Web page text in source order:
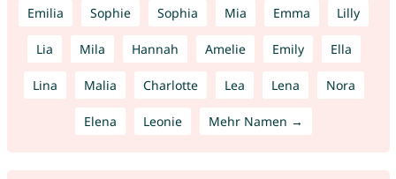
Emilia Sophie Sophia Mia Emma Lilly
Lia Mila Hannah Amelie Emily Ella
Lina Malia Charlotte Lea Lena Nora
Elena Leonie Mehr Namen →